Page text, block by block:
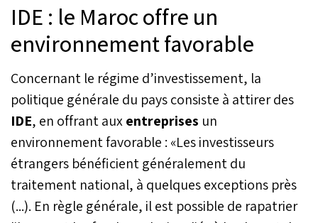
IDE : le Maroc offre un
environnement favorable
Concernant le régime d’investissement, la
politique générale du pays consiste à attirer des
IDE, en offrant auxentreprises un
environnement favorable : «Les investisseurs
étrangers bénéficient généralement du
traitement national, à quelques exceptions près
(...). En règle générale, il est possible de rapatrier